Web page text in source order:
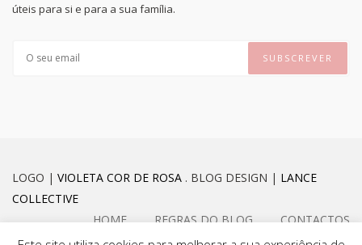
úteis para si e para a sua família.
LOGO | VIOLETA COR DE ROSA . BLOG DESIGN | LANCE
COLLECTIVE
HOME
REGRAS DO BLOG CONTACTOS